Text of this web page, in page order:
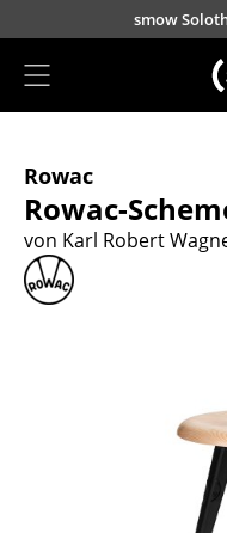
Direkt zum Inhalt
smow
Sitzmöbel
Esszimmerstühle
Sofas
Rowac
Rowac-
von Karl Robert